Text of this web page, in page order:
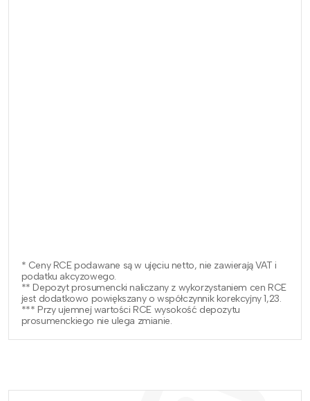
* Ceny RCE podawane są w ujęciu netto, nie zawierają VAT i
podatku akcyzowego.
** Depozyt prosumencki naliczany z wykorzystaniem cen RCE
jest dodatkowo powiększany o współczynnik korekcyjny 1,23.
*** Przy ujemnej wartości RCE wysokość depozytu
prosumenckiego nie ulega zmianie.